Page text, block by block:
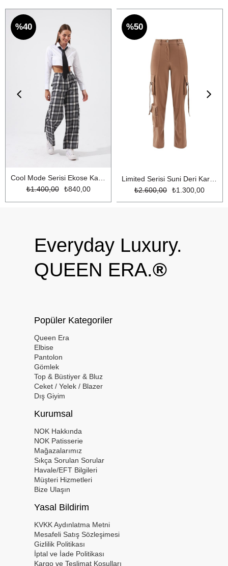
₺840,00
₺1.400,00
%40
₺1.300,00
₺2.600,00
%50
Everyday Luxury.
QUEEN ERA.®
Popüler Kategoriler
Queen Era
Elbise
Pantolon
Gömlek
Top & Büstiyer & Bluz
Ceket / Yelek / Blazer
Dış Giyim
Kurumsal
NOK Hakkında
NOK Patisserie
Mağazalarımız
Sıkça Sorulan Sorular
Havale/EFT Bilgileri
Müşteri Hizmetleri
Bize Ulaşın
Yasal Bildirim
KVKK Aydınlatma Metni
Mesafeli Satış Sözleşimesi
Gizlilik Politikası
İptal ve İade Politikası
Kargo ve Teslimat Koşulları